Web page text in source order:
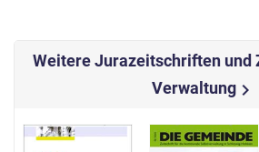
Weitere Jurazeitschriften und
Verwaltungchevron_right